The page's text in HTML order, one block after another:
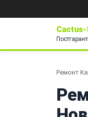
Cactus-
Ремонт